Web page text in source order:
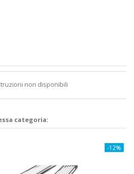
non disponibili
categoria:
-12%